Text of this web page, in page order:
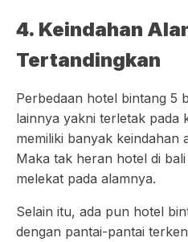
4. Keindahan
Tertandingkan
Perbedaan hotel bintang 5
lainnya yakni terletak pada
memiliki banyak keindahan
Maka tak heran hotel di
melekat pada alamnya.
Selain itu, ada pun hotel
dengan pantai-pantai